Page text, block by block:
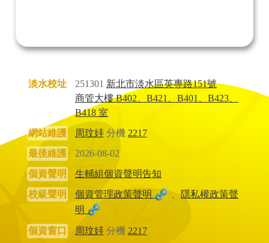
淡水校址 251301 新北市淡水區英專路151號
商管大樓 B402、B421、B401、B423、
B418 室
網站維護
周玟妦分機 2217
最後維護
2026-08-02
個資聲明
生輔組個資聲明告知
校級聲明
個資管理政策聲明 、
隱私權政策聲
明
個資窗口 周玟妦分機 2217